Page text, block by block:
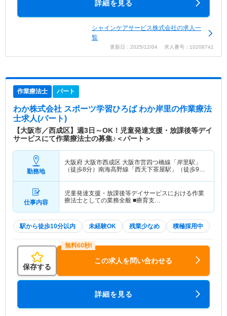
詳細を見る
シャインケアサービス株式会社の求人一
覧
更新日：2025/12/04 求人番号：10208741
作業療法士 パート
わか株式会社 スポーツ学習ひろば わか岸里の作業療法
士求人(パート)
【大阪市／西成区】週3日～OK！児童発達支援・放課後等デイ
サービスにて作業療法士の募集♪＜パート＞
勤務地
大阪府 大阪市西成区 大阪市営四つ橋線「岸里駅」
（徒歩8分）南海高野線「西天下茶屋駅」（徒歩9
仕事内容
児童発達支援・放課後等デイサービスにおける作業
療法士としての業務全般 ■療育支…
駅から徒歩10分以内 未経験OK 残業少なめ 積極採用中
保存する
この求人を問い合わせる
詳細を見る